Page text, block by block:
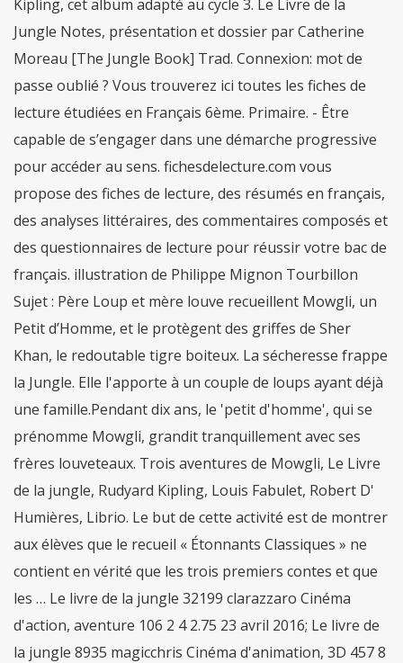
Kipling, cet album adapté au cycle 3. Le Livre de la
Jungle Notes, présentation et dossier par Catherine
Moreau [The Jungle Book] Trad. Connexion: mot de
passe oublié ? Vous trouverez ici toutes les fiches de
lecture étudiées en Français 6ème. Primaire. - Être
capable de s’engager dans une démarche progressive
pour accéder au sens. fichesdelecture.com vous
propose des fiches de lecture, des résumés en français,
des analyses littéraires, des commentaires composés et
des questionnaires de lecture pour réussir votre bac de
français. illustration de Philippe Mignon Tourbillon
Sujet : Père Loup et mère louve recueillent Mowgli, un
Petit d’Homme, et le protègent des griffes de Sher
Khan, le redoutable tigre boiteux. La sécheresse frappe
la Jungle. Elle l'apporte à un couple de loups ayant déjà
une famille.Pendant dix ans, le 'petit d'homme', qui se
prénomme Mowgli, grandit tranquillement avec ses
frères louveteaux. Trois aventures de Mowgli, Le Livre
de la jungle, Rudyard Kipling, Louis Fabulet, Robert D'
Humières, Librio. Le but de cette activité est de montrer
aux élèves que le recueil « Étonnants Classiques » ne
contient en vérité que les trois premiers contes et que
les … Le livre de la jungle 32199 clarazzaro Cinéma
d'action, aventure 106 2 4 2.75 23 avril 2016; Le livre de
la jungle 8935 magicchris Cinéma d'animation, 3D 457 8